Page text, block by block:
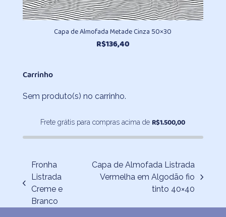
Capa de Almofada Metade Cinza 50×30
R$136,40
Carrinho
Sem produto(s) no carrinho.
Frete grátis para compras acima de R$1.500,00
previous
post:
Fronha
Listrada
Creme e
Branco
next
Capa de Almofada Listrada
Vermelha em Algodão fio
tinto 40×40